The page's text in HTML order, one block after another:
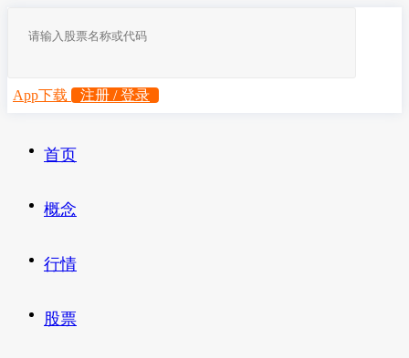
App下载 注册 / 登录
首页
概念
行情
股票